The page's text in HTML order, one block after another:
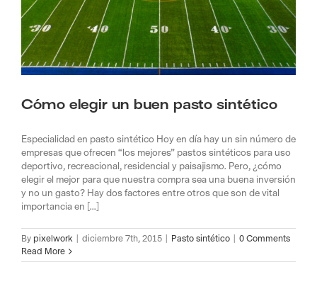
Cómo elegir un buen pasto sintético
Especialidad en pasto sintético Hoy en día hay un sin número de
empresas que ofrecen “los mejores” pastos sintéticos para uso
deportivo, recreacional, residencial y paisajismo. Pero, ¿cómo
elegir el mejor para que nuestra compra sea una buena inversión
y no un gasto? Hay dos factores entre otros que son de vital
importancia en [...]
By pixelwork diciembre 7th, 2015 Pasto sintético
0 Comments
Read More